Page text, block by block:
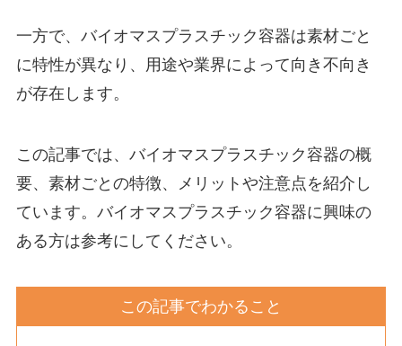
一方で、バイオマスプラスチック容器は素材ごと
に特性が異なり、用途や業界によって向き不向き
が存在します。
この記事では、バイオマスプラスチック容器の概
要、素材ごとの特徴、メリットや注意点を紹介し
ています。バイオマスプラスチック容器に興味の
ある方は参考にしてください。
この記事でわかること